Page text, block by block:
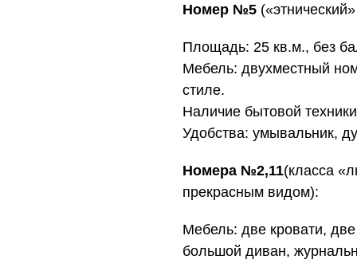
Номер №5
Площадь: 25 кв.м., без
Мебель: двухместный
стиле.
Наличие бытовой
Удобства: умывальник,
Номера №2,11(класса
прекрасным видом):
Мебель: две кровати,
большой диван,